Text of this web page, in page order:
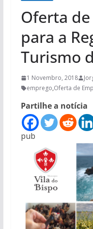
Oferta
para a
Turismo
1 Novembro, 2018
emprego,Oferta de
Partilhe a notícia
pub